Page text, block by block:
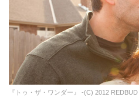
『トゥ・ザ・ワンダー』 -(C) 2012